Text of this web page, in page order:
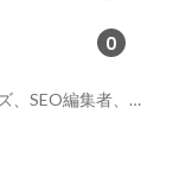
0
wordpressサイトの構築・カスタマイズ、SEO編集者、ライティング